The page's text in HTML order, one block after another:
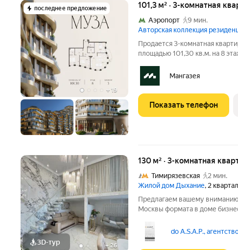
последнее предложение
+ 19
101,3 м² · 3-комнатная
Аэропорт
9 мин.
Авторская коллекция
Продается 3-комнатная
площадью 101,30 кв.м. на 8
Высота потолков от 3,5 до 4,65 м. Эксклюзивные форматы:
Мангазея
Показать телефон
3D-тур + 26
130 м² · 3-комнатная
Тимирязевская
2 мин.
Жилой дом Дыхание, 2
Предлагаем вашему
Москвы формата в доме
комнаты предполагает как
скрытую от посторонних глаз.
do A.S.A.P.,